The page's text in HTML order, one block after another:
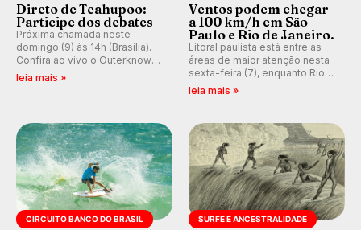
Direto de Teahupoo:
Participe dos debates
Próxima chamada neste
domingo (9) às 14h (Brasília).
Confira ao vivo o Outerknown
Tahiti Pro 2026 e participe dos
leia mais »
Ventos podem chegar
a 100 km/h em São
Paulo e Rio de Janeiro.
Litoral paulista está entre as
áreas de maior atenção nesta
sexta-feira (7), enquanto Rio
de Janeiro também recebe
km/h em Itanhaém.
leia mais »
CIRCUITO BANCO DO BRASIL SURFE E ANCESTRALIDADE